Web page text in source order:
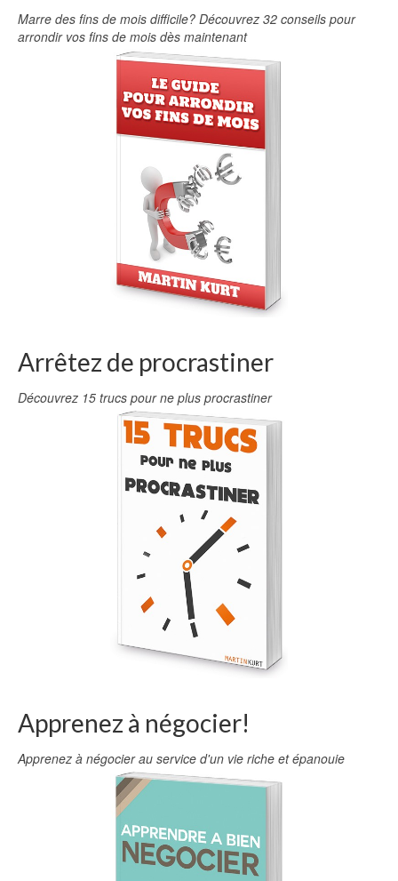
Marre des fins de mois difficile? Découvrez 32 conseils pour
arrondir vos fins de mois dès maintenant
Arrêtez de procrastiner
Découvrez 15 trucs pour ne plus procrastiner
Apprenez à négocier!
Apprenez à négocier au service d'un vie riche et épanouie